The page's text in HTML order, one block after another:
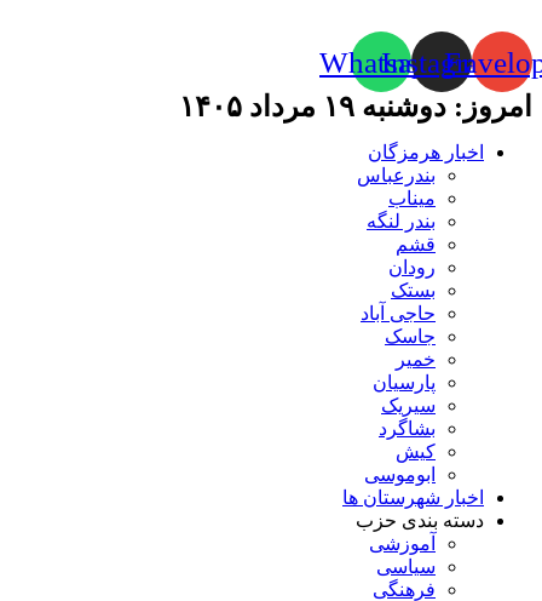
Instagram
Whatsapp
امروز: دوشنبه ۱۹ مرداد ۱۴۰۵
اخبار هرمزگان
بندرعباس
میناب
بندر لنگه
قشم
رودان
بستک
حاجی آباد
جاسک
خمیر
پارسیان
سیریک
بشاگرد
کیش
ابوموسی
اخبار شهرستان ها
دسته بندی حزب
آموزشی
سیاسی
فرهنگی